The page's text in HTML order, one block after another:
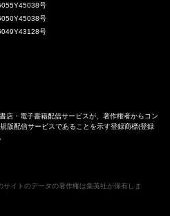
号
号
号
店・電子書籍配信サービスが、著作権者からコン
版配信サービスであることを示す登録商標(登録
イトのデータの著作権は集英社が保有しま